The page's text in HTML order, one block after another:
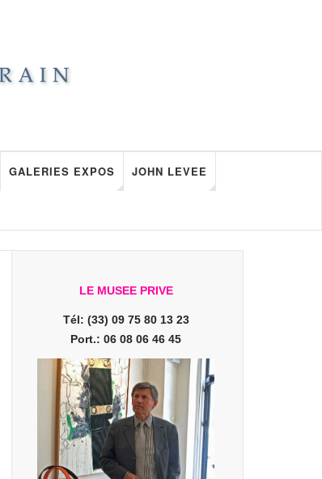
GALERIES EXPOS JOHN LEVEE
LE MUSEE PRIVE
Tél: (33) 09 75 80 13 23
Port.: 06 08 06 46 45